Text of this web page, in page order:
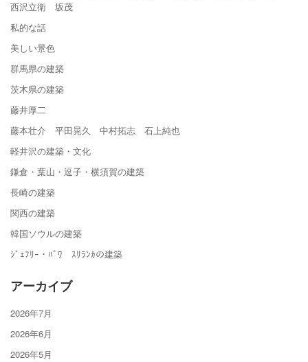
西沢立衛 坂茂
私的な話
美しい景色
群馬県の建築
茨木県の建築
藤井厚二
藤本壮介 平田晃久 中村拓志 石上純也
軽井沢の建築・文化
鎌倉・葉山・逗子・横須賀の建築
長崎の建築
関西の建築
韓国ソウルの建築
ｼﾞｪﾌﾘｰ・ﾊﾞﾜ ｽﾘﾗﾝｶの建築
アーカイブ
2026年7月
2026年6月
2026年5月